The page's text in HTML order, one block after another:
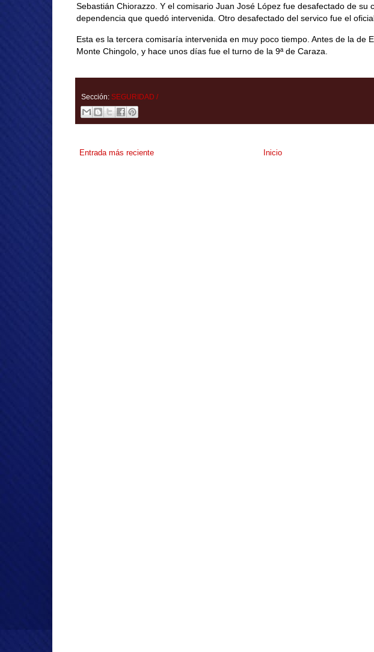
Sebastián Chiorazzo. Y el comisario Juan José López fue desafectado de su
dependencia que quedó intervenida. Otro desafectado del servico fue el
Esta es la tercera comisaría intervenida en muy poco tiempo. Antes de la de
Monte Chingolo, y hace unos días fue el turno de la 9ª de Caraza.
Sección: SEGURIDAD /
Entrada más reciente Inicio